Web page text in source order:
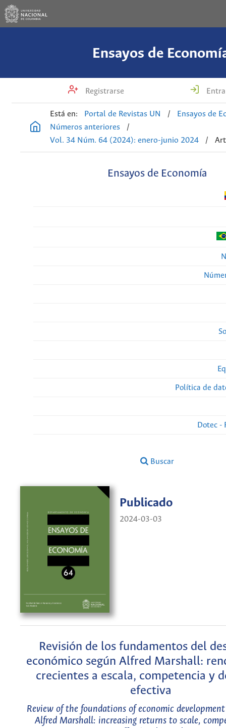
Ensayos de
Registrarse
Está en: Portal de Revistas UN /
Ensayos de
Números anteriores
/
Vol. 34 Núm. 64 (2024): enero-junio 2024
/
Ensayos de Economía
Política de
Dotec -
Buscar
Publicado
2024-03-03
Revisión de los fundamentos del
económico según Alfred Marshall:
crecientes a escala, competencia y
efectiva
Review of the foundations of economic
Alfred Marshall: increasing returns to scale,